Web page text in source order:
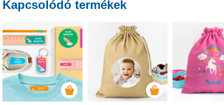
Kapcsolódó termékek